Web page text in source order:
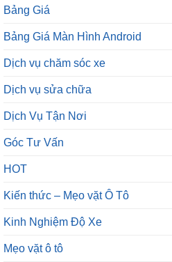
Bảng Giá
Bảng Giá Màn Hình Android
Dịch vụ chăm sóc xe
Dịch vụ sửa chữa
Dịch Vụ Tận Nơi
Góc Tư Vấn
HOT
Kiến thức – Mẹo vặt Ô Tô
Kinh Nghiệm Độ Xe
Mẹo vặt ô tô